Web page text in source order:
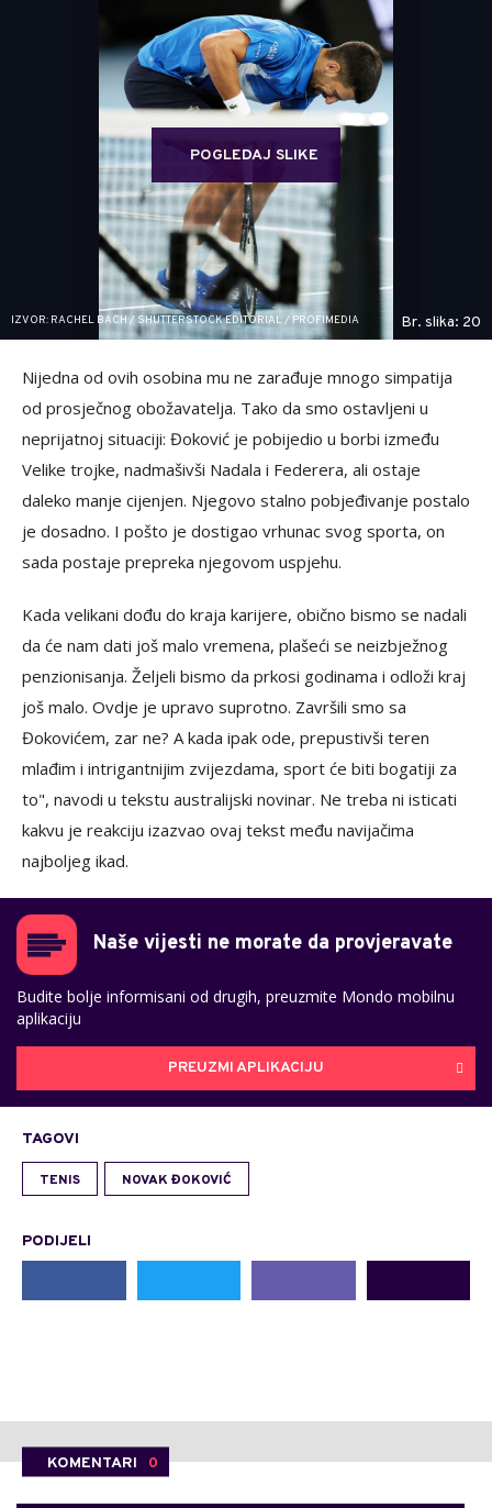
POGLEDAJ SLIKE
IZVOR: RACHEL BACH / SHUTTERSTOCK EDITORIAL / PROFIMEDIA Br. slika: 20
Nijedna od ovih osobina mu ne zarađuje mnogo simpatija
od prosječnog obožavatelja. Tako da smo ostavljeni u
neprijatnoj situaciji: Đoković je pobijedio u borbi između
Velike trojke, nadmašivši Nadala i Federera, ali ostaje
daleko manje cijenjen. Njegovo stalno pobjeđivanje postalo
je dosadno. I pošto je dostigao vrhunac svog sporta, on
sada postaje prepreka njegovom uspjehu.
Kada velikani dođu do kraja karijere, obično bismo se nadali
da će nam dati još malo vremena, plašeći se neizbježnog
penzionisanja. Željeli bismo da prkosi godinama i odloži kraj
još malo. Ovdje je upravo suprotno. Završili smo sa
Đokovićem, zar ne? A kada ipak ode, prepustivši teren
mlađim i intrigantnijim zvijezdama, sport će biti bogatiji za
to", navodi u tekstu australijski novinar. Ne treba ni isticati
kakvu je reakciju izazvao ovaj tekst među navijačima
najboljeg ikad.
Naše vijesti ne morate da provjeravate
Budite bolje informisani od drugih, preuzmite Mondo mobilnu
aplikaciju
PREUZMI APLIKACIJU
TAGOVI
TENIS NOVAK ĐOKOVIĆ
PODIJELI
KOMENTARI 0